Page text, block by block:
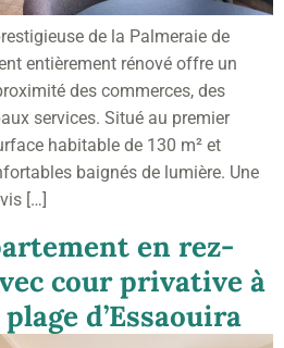
de la Palmeraie de
entièrement rénové offre un
des commerces, des
services. Situé au premier
habitable de 130 m² et
baignés de lumière. Une
[…]
en rez-
cour privative à
d’Essaouira